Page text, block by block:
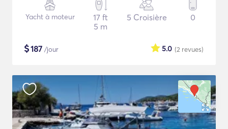
Yacht à moteur
17 ft
5 m
5 Croisière 0
$187 /jour (2 revues)
5.0